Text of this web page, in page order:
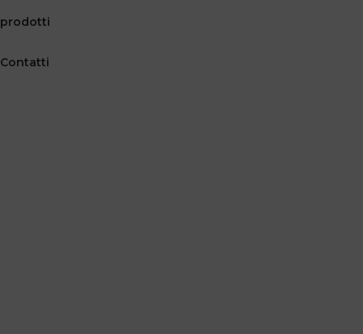
prodotti
Contatti